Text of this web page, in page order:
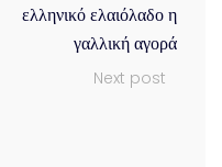
ελληνικό ελαιόλαδο η
γαλλική αγορά
Next post